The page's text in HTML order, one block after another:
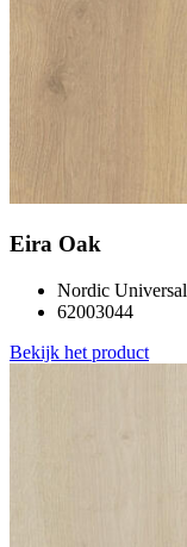
Eira Oak
Nordic Universal
62003044
Bekijk het product